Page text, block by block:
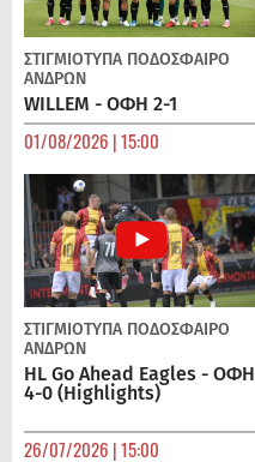
ΣΤΙΓΜΙΟΤΥΠΑ ΠΟΔΌΣΦΑΙΡΟ
ΑΝΔΡΏΝ
WILLEM - ΟΦΗ 2-1
01/08/2026 | 15:00
ΣΤΙΓΜΙΟΤΥΠΑ ΠΟΔΌΣΦΑΙΡΟ
ΑΝΔΡΏΝ
HL Go Ahead Eagles - ΟΦΗ
4-0 (Highlights)
26/07/2026 | 15:00